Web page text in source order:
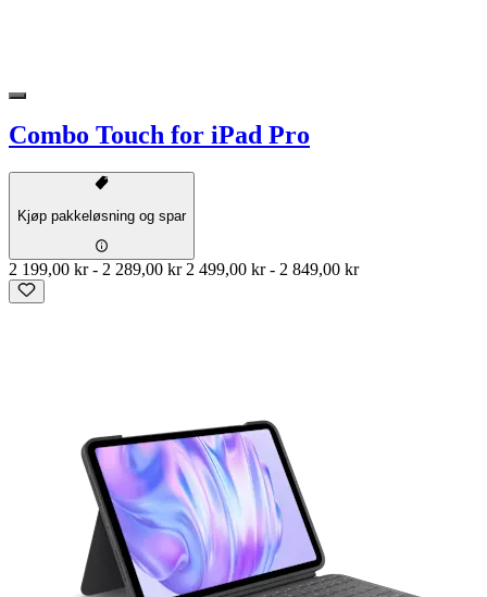
Combo Touch for iPad Pro
Kjøp pakkeløsning og spar
2 199,00 kr- 2 289,00 kr 2 499,00 kr- 2 849,00 kr